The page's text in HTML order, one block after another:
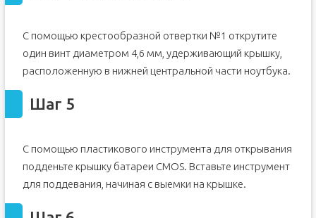
С помощью крестообразной отвертки №1 открутите
один винт диаметром 4,6 мм, удерживающий крышку,
расположенную в нижней центральной части ноутбука.
Шаг 5
С помощью пластикового инструмента для открывания
подденьте крышку батареи CMOS. Вставьте инструмент
для поддевания, начиная с выемки на крышке.